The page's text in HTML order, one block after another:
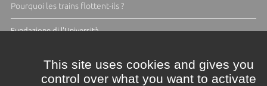
Pourquoi les trains flottent-ils ?
Fundazione di l'Università
This site uses cookies and gives you
control over what you want to activate